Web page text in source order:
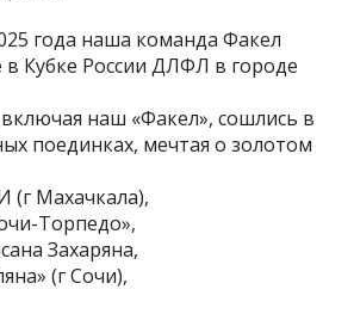
года наша команда Факел
в Кубке России ДЛФЛ в городе
наш «Факел», сошлись в
поединках, мечтая о золотом
Махачкала),
Торпедо»,
Захаряна,
(г Сочи),